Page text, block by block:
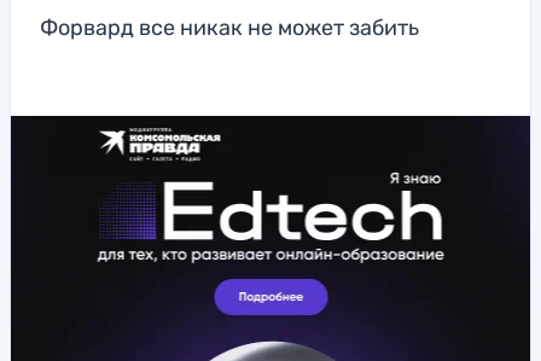
Форвард все никак не может забить